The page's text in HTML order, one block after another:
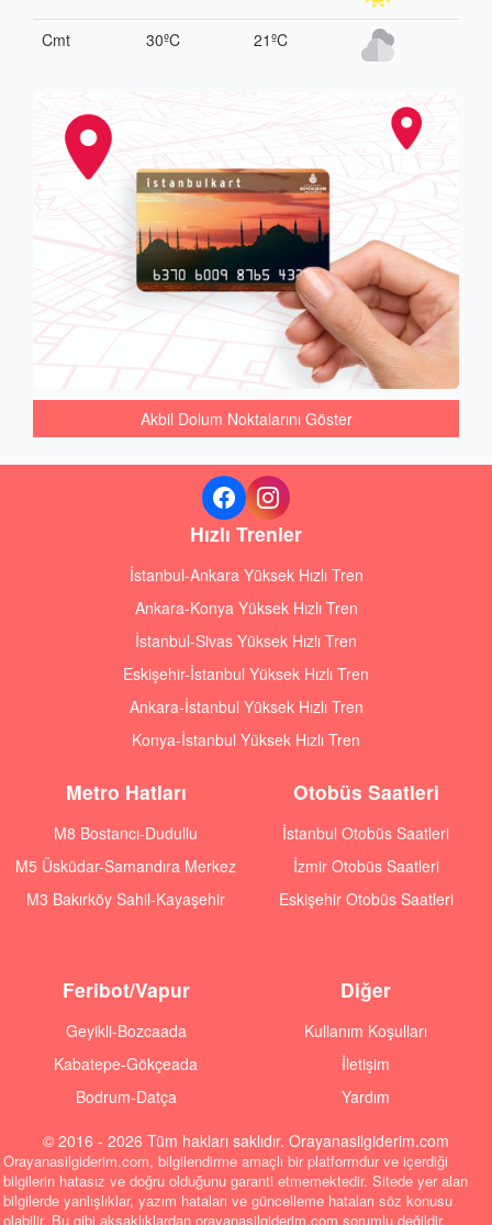
Cmt 30ºC 21ºC
Akbil Dolum Noktalarını Göster
Hızlı Trenler
İstanbul-Ankara Yüksek Hızlı Tren
Ankara-Konya Yüksek Hızlı Tren
İstanbul-Sivas Yüksek Hızlı Tren
Eskişehir-İstanbul Yüksek Hızlı Tren
Ankara-İstanbul Yüksek Hızlı Tren
Konya-İstanbul Yüksek Hızlı Tren
Metro Hatları
M8 Bostancı-Dudullu
M5 Üsküdar-Samandıra Merkez
M3 Bakırköy Sahil-Kayaşehir
Otobüs Saatleri
İstanbul Otobüs Saatleri
İzmir Otobüs Saatleri
Eskişehir Otobüs Saatleri
Feribot/Vapur
Geyikli-Bozcaada
Kabatepe-Gökçeada
Bodrum-Datça
Diğer
Kullanım Koşulları
İletişim
Yardım
© 2016 - 2026 Tüm hakları saklıdır. Orayanasilgiderim.com
Orayanasilgiderim.com, bilgilendirme amaçlı bir platformdur ve içerdiği
bilgilerin hatasız ve doğru olduğunu garanti etmemektedir. Sitede yer alan
bilgilerde yanlışlıklar, yazım hataları ve güncelleme hataları söz konusu
olabilir. Bu gibi aksaklıklardan orayanasilgiderim.com sorumlu değildir.